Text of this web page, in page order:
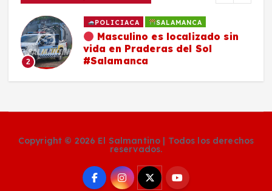
2
POLICIACA SALAMANCA
Masculino es localizado sin
vida en Praderas del Sol
#Salamanca
Copyright © 2026 El Salmantino | Todos los derechos
reservados.